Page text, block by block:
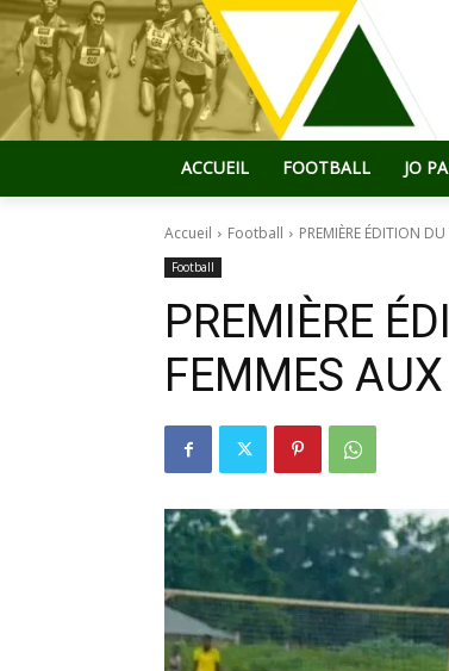
ACCUEIL FOOTBALL JO
Accueil Football PREMIÈRE ÉDITION
Football
PREMIÈRE
FEMMES